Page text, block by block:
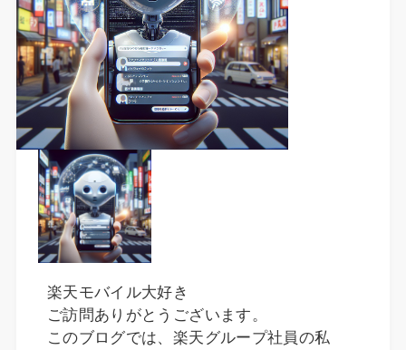
楽天モバイル大好き
ご訪問ありがとうございます。
このブログでは、楽天グループ社員の私